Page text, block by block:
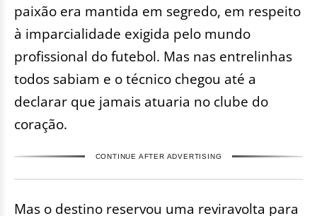
paixão era mantida em segredo, em respeito
à imparcialidade exigida pelo mundo
profissional do futebol. Mas nas entrelinhas
todos sabiam e o técnico chegou até a
declarar que jamais atuaria no clube do
coração.
CONTINUE AFTER ADVERTISING
Mas o destino reservou uma reviravolta para